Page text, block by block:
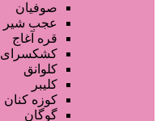
صوفیان
عجب شیر
قره آغاج
کشکسرای
کلوانق
کلیبر
کوزه کنان
گوگان
کمترین قیمت
بیشترین قیمت